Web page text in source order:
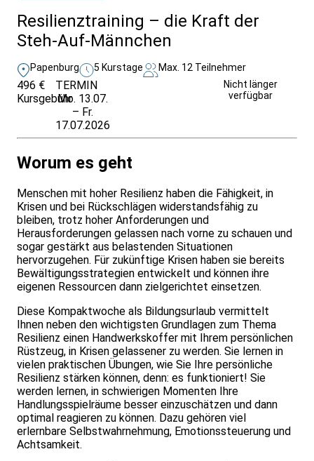
Resilienztraining – die Kraft der
Steh-Auf-Männchen
Papenburg 5 Kurstage Max. 12 Teilnehmer
496 €
Kursgebühr
TERMIN
Mo. 13.07.
– Fr.
17.07.2026
Nicht länger
verfügbar
Worum es geht
Menschen mit hoher Resilienz haben die Fähigkeit, in
Krisen und bei Rückschlägen widerstandsfähig zu
bleiben, trotz hoher Anforderungen und
Herausforderungen gelassen nach vorne zu schauen und
sogar gestärkt aus belastenden Situationen
hervorzugehen. Für zukünftige Krisen haben sie bereits
Bewältigungsstrategien entwickelt und können ihre
eigenen Ressourcen dann zielgerichtet einsetzen.
Diese Kompaktwoche als Bildungsurlaub vermittelt
Ihnen neben den wichtigsten Grundlagen zum Thema
Resilienz einen Handwerkskoffer mit Ihrem persönlichen
Rüstzeug, in Krisen gelassener zu werden. Sie lernen in
vielen praktischen Übungen, wie Sie Ihre persönliche
Resilienz stärken können, denn: es funktioniert! Sie
werden lernen, in schwierigen Momenten Ihre
Handlungsspielräume besser einzuschätzen und dann
optimal reagieren zu können. Dazu gehören viel
erlernbare Selbstwahrnehmung, Emotionssteuerung und
Achtsamkeit.